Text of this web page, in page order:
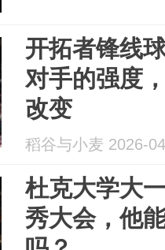
开拓者锋线
对手的强度
改变
稻谷与小麦 2026-
杜克大学大
秀大会，他